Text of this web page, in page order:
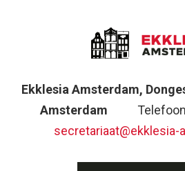
Ekklesia Amsterdam,
Amsterdam
secretariaat@ekklesia-